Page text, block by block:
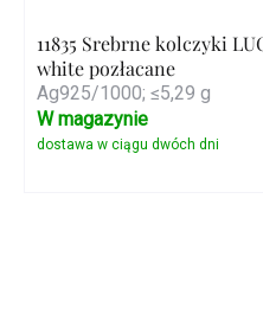
11835 Srebrne kolczyki
white pozłacane
Ag925/1000; ≤5,29 g
W magazynie